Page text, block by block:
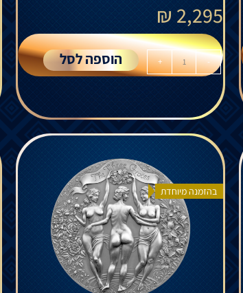
2,295
₪
-
+ הוספה לסל
בהזמנה מיוחדת